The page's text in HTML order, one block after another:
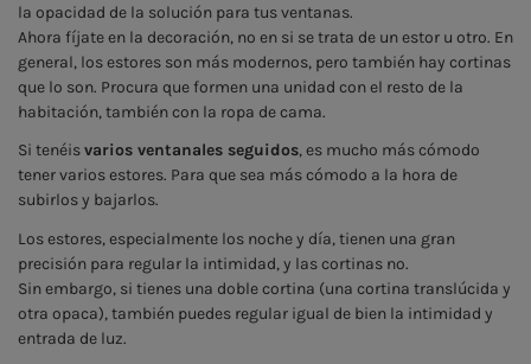
la opacidad de la solución para tus ventanas.
Ahora fíjate en la decoración, no en si se trata de un estor u otro. En
general, los estores son más modernos, pero también hay cortinas
que lo son. Procura que formen una unidad con el resto de la
habitación, también con la ropa de cama.
Si tenéisvarios ventanales seguidos, es mucho más cómodo
tener varios estores. Para que sea más cómodo a la hora de
subirlos y bajarlos.
Los estores, especialmente los noche y día, tienen una gran
precisión para regular la intimidad, y las cortinas no.
Sin embargo, si tienes una doble cortina (una cortina translúcida y
otra opaca), también puedes regular igual de bien la intimidad y
entrada de luz.